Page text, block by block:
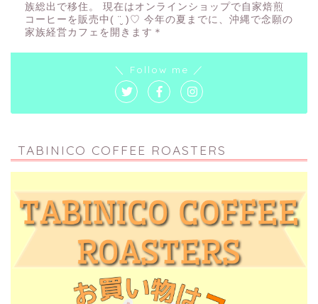
族総出で移住。 現在はオンラインショップで自家焙煎
コーヒーを販売中( ¨̮ )♡ 今年の夏までに、沖縄で念願の
家族経営カフェを開きます＊
＼ Follow me ／
TABINICO COFFEE ROASTERS